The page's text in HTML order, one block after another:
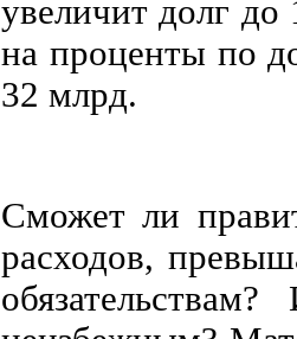
увеличит долг
на проценты по
32 млрд.
Сможет ли
расходов,